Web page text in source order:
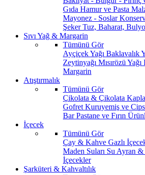
Gıda Hamur ve Pasta
Mayonez - Soslar
ŞekerTuz, Baharat,
Sıvı Yağ & Margarin
Tümünü Gör
Ayçiçek Yağı Baklavalık
Zeytinyağı Mısırözü Yağı
Margarin
Atıştırmalık
Tümünü Gör
Çikolata & Çikolata
Gofret Kuruyemiş ve Cips
BarPastane ve Fırın
İçecek
Tümünü Gör
Çay & Kahve Gazlı
Maden Suları Su Ayran
İçecekler
Şarküteri & Kahvaltılık